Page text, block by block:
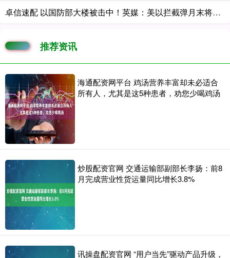
卓信速配 以国防部大楼被击中！英媒：美以拦截弹月末将耗尽，真拦不住了
推荐资讯
海通配资网平台 鸡汤营养丰富却未必适合
所有人，尤其是这5种患者，劝您少喝鸡汤
炒股配资官网 交通运输部副部长李扬：前8
月完成营业性货运量同比增长3.8%
讯操盘配资官网 “用户当先”驱动产品升级，